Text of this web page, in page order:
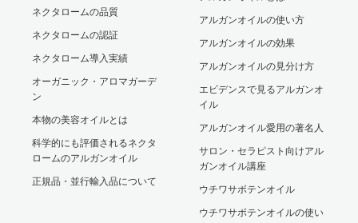
ネクタロームの品質
ネクタロームの認証
ネクタローム導入実績
オーガニック・アロマガーデ
ン
本物の美容オイルとは
科学的にも評価されるネクタ
ロームのアルガンオイル
正規品・並行輸入品について
アルガンオイルの使い方
アルガンオイルの効果
アルガンオイルの見分け方
エビデンスで見るアルガンオ
イル
アルガンオイル愛用の著名人
サロン・セラピスト向けアル
ガンオイル講座
ウチワサボテンオイル
ウチワサボテンオイルの使い